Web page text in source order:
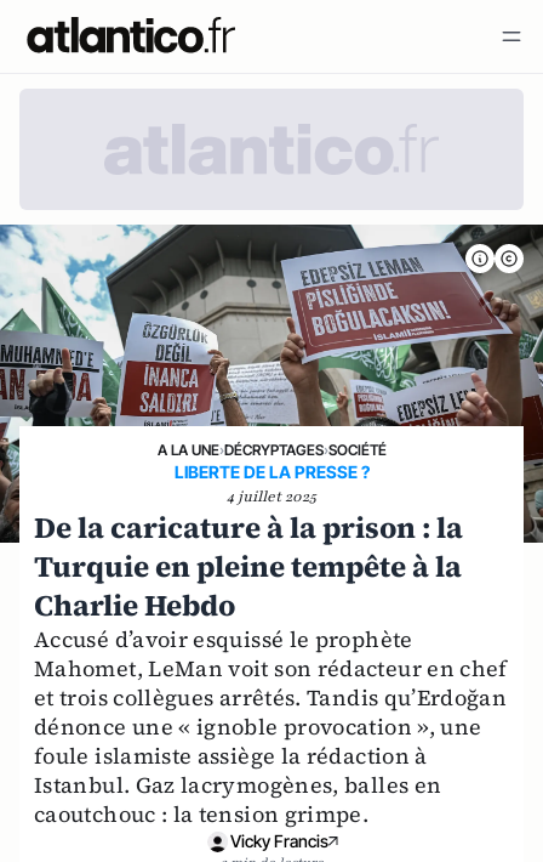
A LA UNE›DÉCRYPTAGES›SOCIÉTÉ
LIBERTE DE LA PRESSE ?
4 juillet 2025
De la caricature à la prison : la
Turquie en pleine tempête à la
Charlie Hebdo
Accusé d’avoir esquissé le prophète
Mahomet, LeMan voit son rédacteur en chef
et trois collègues arrêtés. Tandis qu’Erdoğan
dénonce une « ignoble provocation », une
foule islamiste assiège la rédaction à
Istanbul. Gaz lacrymogènes, balles en
caoutchouc : la tension grimpe.
Vicky Francis